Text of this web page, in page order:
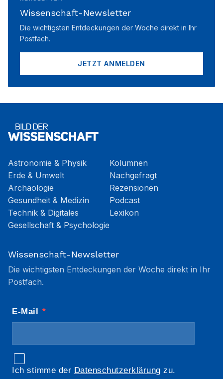
Wissenschaft-Newsletter
Die wichtigsten Entdeckungen der Woche direkt in Ihr
Postfach.
JETZT ANMELDEN
Astronomie & Physik
Erde & Umwelt
Archäologie
Gesundheit & Medizin
Technik & Digitales
Gesellschaft & Psychologie
Kolumnen
Nachgefragt
Rezensionen
Podcast
Lexikon
Wissenschaft-Newsletter
Die wichtigsten Entdeckungen der Woche direkt in Ihr
Postfach.